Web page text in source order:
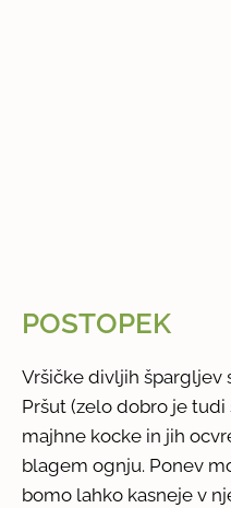
POSTOPEK
Vršičke divljih špargljev
Pršut (zelo dobro je tudi
majhne kocke in jih
blagem ognju. Ponev
bomo lahko kasneje v